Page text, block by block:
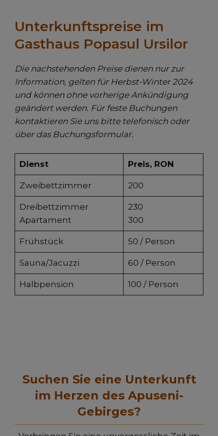
Unterkunftspreise im
Gasthaus Popasul Ursilor
Die nachstehenden Preise dienen nur zur
Information, gelten für Herbst-Winter 2024
und können ohne vorherige Ankündigung
geändert werden. Für feste Buchungen
kontaktieren Sie uns bitte telefonisch oder
über das Buchungsformular.
Dienst Preis, RON
Zweibettzimmer 200
Dreibettzimmer
Apartament
230
300
Frühstück 50 / Person
Sauna/Jacuzzi 60 / Person
Halbpension 100 / Person
Suchen Sie eine Unterkunft
im Herzen des Apuseni-
Gebirges?